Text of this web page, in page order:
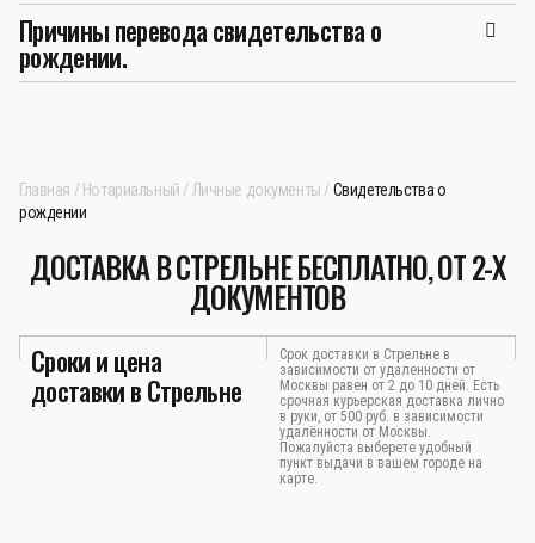
Причины перевода свидетельства о
рождении.
Главная Нотариальный Личные документы
Свидетельства о
рождении
ДОСТАВКА В СТРЕЛЬНЕ БЕСПЛАТНО, ОТ 2-Х
ДОКУМЕНТОВ
Сроки и цена
доставки в Стрельне
Срок доставки в Стрельне в
зависимости от удаленности от
Москвы равен от 2 до 10 дней. Есть
срочная курьерская доставка лично
в руки, от 500 руб. в зависимости
удалённости от Москвы.
Пожалуйста выберете удобный
пункт выдачи в вашем городе на
карте.